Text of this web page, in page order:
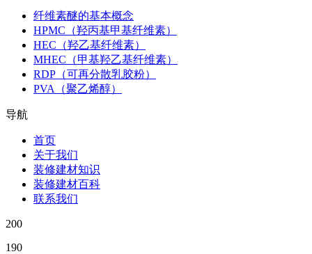
纤维素醚的基本概念
HPMC（羟丙基甲基纤维素）
HEC（羟乙基纤维素）
MHEC（甲基羟乙基纤维素）
RDP（可再分散乳胶粉）
PVA（聚乙烯醇）
导航
首页
关于我们
装修建材知识
装修建材百科
联系我们
200
190